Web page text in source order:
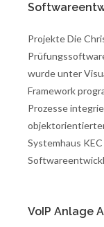
Projekte Die
wurde unter
Framework
Prozesse
Systemhaus
VoIP Anlage